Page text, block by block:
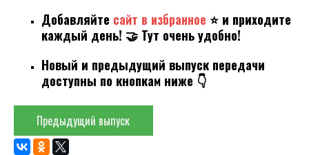
Добавляйте сайт в избранное ⭐ и приходите
каждый день! 🤝 Тут очень удобно!
Новый и предыдущий выпуск передачи
доступны по кнопкам ниже 👇
Предыдущий выпуск